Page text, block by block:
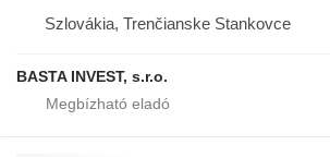
Szlovákia, Trenčianske Stankovce
BASTA INVEST, s.r.o.